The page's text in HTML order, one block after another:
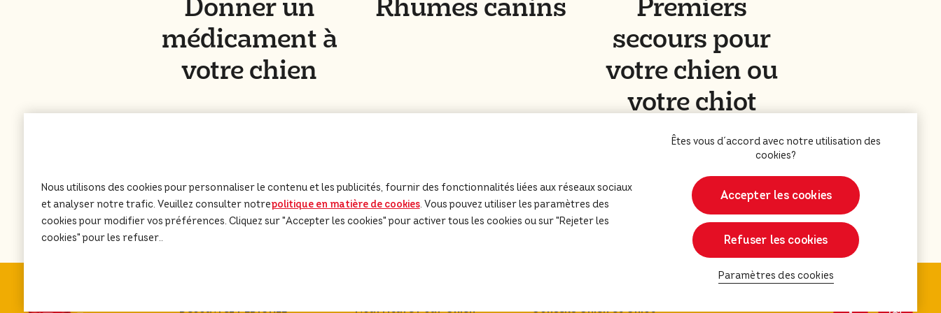
médicament à
votre chien
secours pour
votre chien ou
votre chiot
Découvrez PEDIGREE® Nourriture Pour Chien Conseils Chien et Chiot
Nous utilisons des cookies pour personnaliser le contenu et les publicités, fournir des fonctionnalités liées aux réseaux sociaux
et analyser notre trafic. Veuillez consulter notrepolitique en matière de cookies(opens in a new tab)
. Vous pouvez utiliser les paramètres des
cookies pour modifier vos préférences. Cliquez sur "Accepter les cookies" pour activer tous les cookies ou sur "Rejeter les
cookies" pour les refuser..
Paramètres des cookies
Refuser les cookies
Accepter les cookies